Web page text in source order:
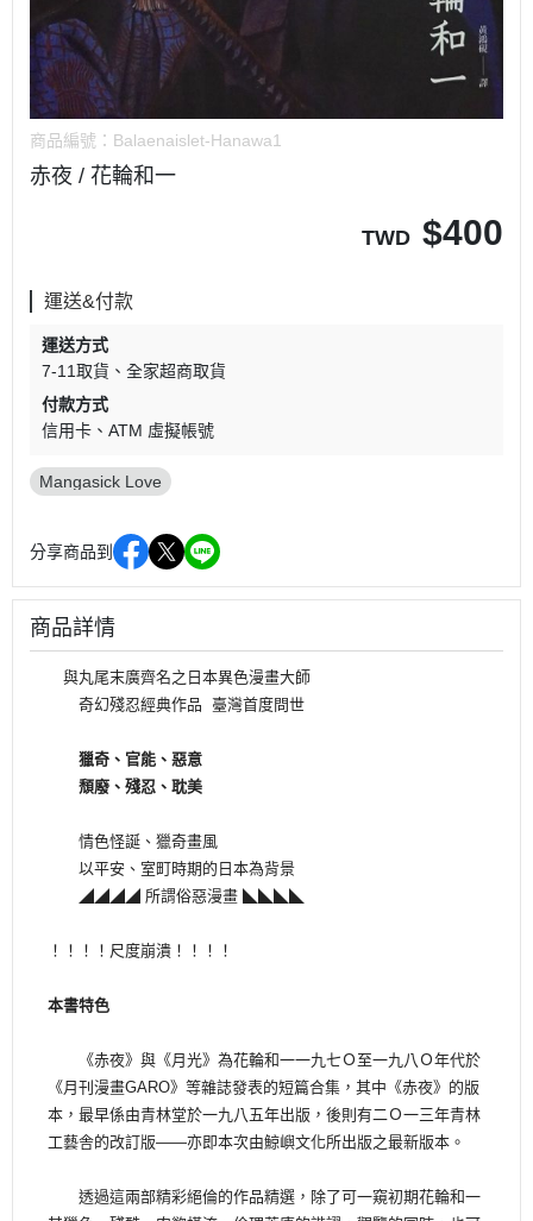
商品編號： Balaenaislet-Hanawa1
赤夜 / 花輪和一
TWD $400
運送&付款
運送方式
7-11取貨
全家超商取貨
付款方式
信用卡
ATM 虛擬帳號
Mangasick Love
分享商品到
商品詳情
與丸尾末廣齊名之日本異色漫畫大師
奇幻殘忍經典作品 臺灣首度問世
獵奇、官能、惡意
頹廢、殘忍、耽美
情色怪誕、獵奇畫風
以平安、室町時期的日本為背景
◢◢◢◢ 所謂俗惡漫畫 ◣◣◣◣
！！！！尺度崩潰！！！！
本書特色
《赤夜》與《月光》為花輪和一一九七Ｏ至一九八Ｏ年代於
《月刊漫畫GARO》等雜誌發表的短篇合集，其中《赤夜》的版
本，最早係由青林堂於一九八五年出版，後則有二Ｏ一三年青林
工藝舎的改訂版——亦即本次由鯨嶼文化所出版之最新版本。
透過這兩部精彩絕倫的作品精選，除了可一窺初期花輪和一